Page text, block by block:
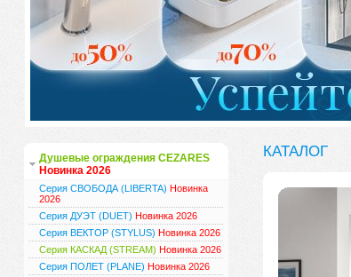
Душевые ограждения CEZARES
Новинка 2026
Серия СВОБОДА (LIBERTA) Новинка
2026
Серия ДУЭТ (DUET) Новинка 2026
Серия ВЕКТОР (STYLUS) Новинка 2026
Серия КАСКАД (STREAM) Новинка 2026
Серия ПОЛЕТ (PLANE) Новинка 2026
КАТАЛОГ